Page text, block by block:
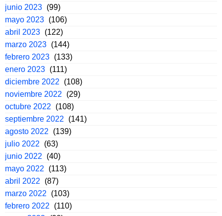
junio 2023 (99)
mayo 2023 (106)
abril 2023 (122)
marzo 2023 (144)
febrero 2023 (133)
enero 2023 (111)
diciembre 2022
(108)
noviembre 2022
(29)
octubre 2022
(108)
septiembre 2022
(141)
agosto 2022
(139)
julio 2022
(63)
junio 2022
(40)
mayo 2022
(113)
abril 2022
(87)
marzo 2022
(103)
febrero 2022
(110)